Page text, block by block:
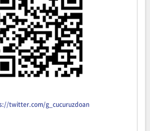
twitter.com/g_cucuruzdoan